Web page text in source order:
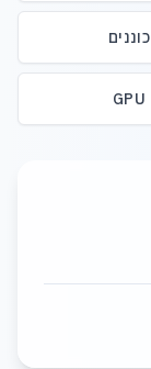
כוננים
GPU